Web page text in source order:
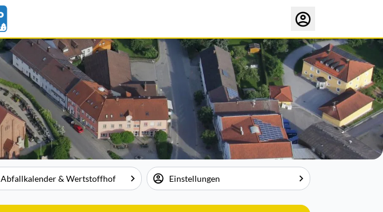
Abfallkalender & Wertstoffhof Einstellungen